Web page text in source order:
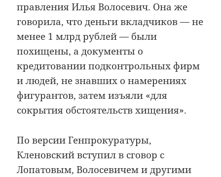
правления Илья Волосевич. Она же
говорила, что деньги вкладчиков — не
менее 1 млрд рублей — были
похищены, а документы о
кредитовании подконтрольных фирм
и людей, не знавших о намерениях
фигурантов, затем изъяли «для
сокрытия обстоятельств хищения».
По версии Генпрокуратуры,
Кленовский вступил в сговор с
Лопатовым, Волосевичем и другими